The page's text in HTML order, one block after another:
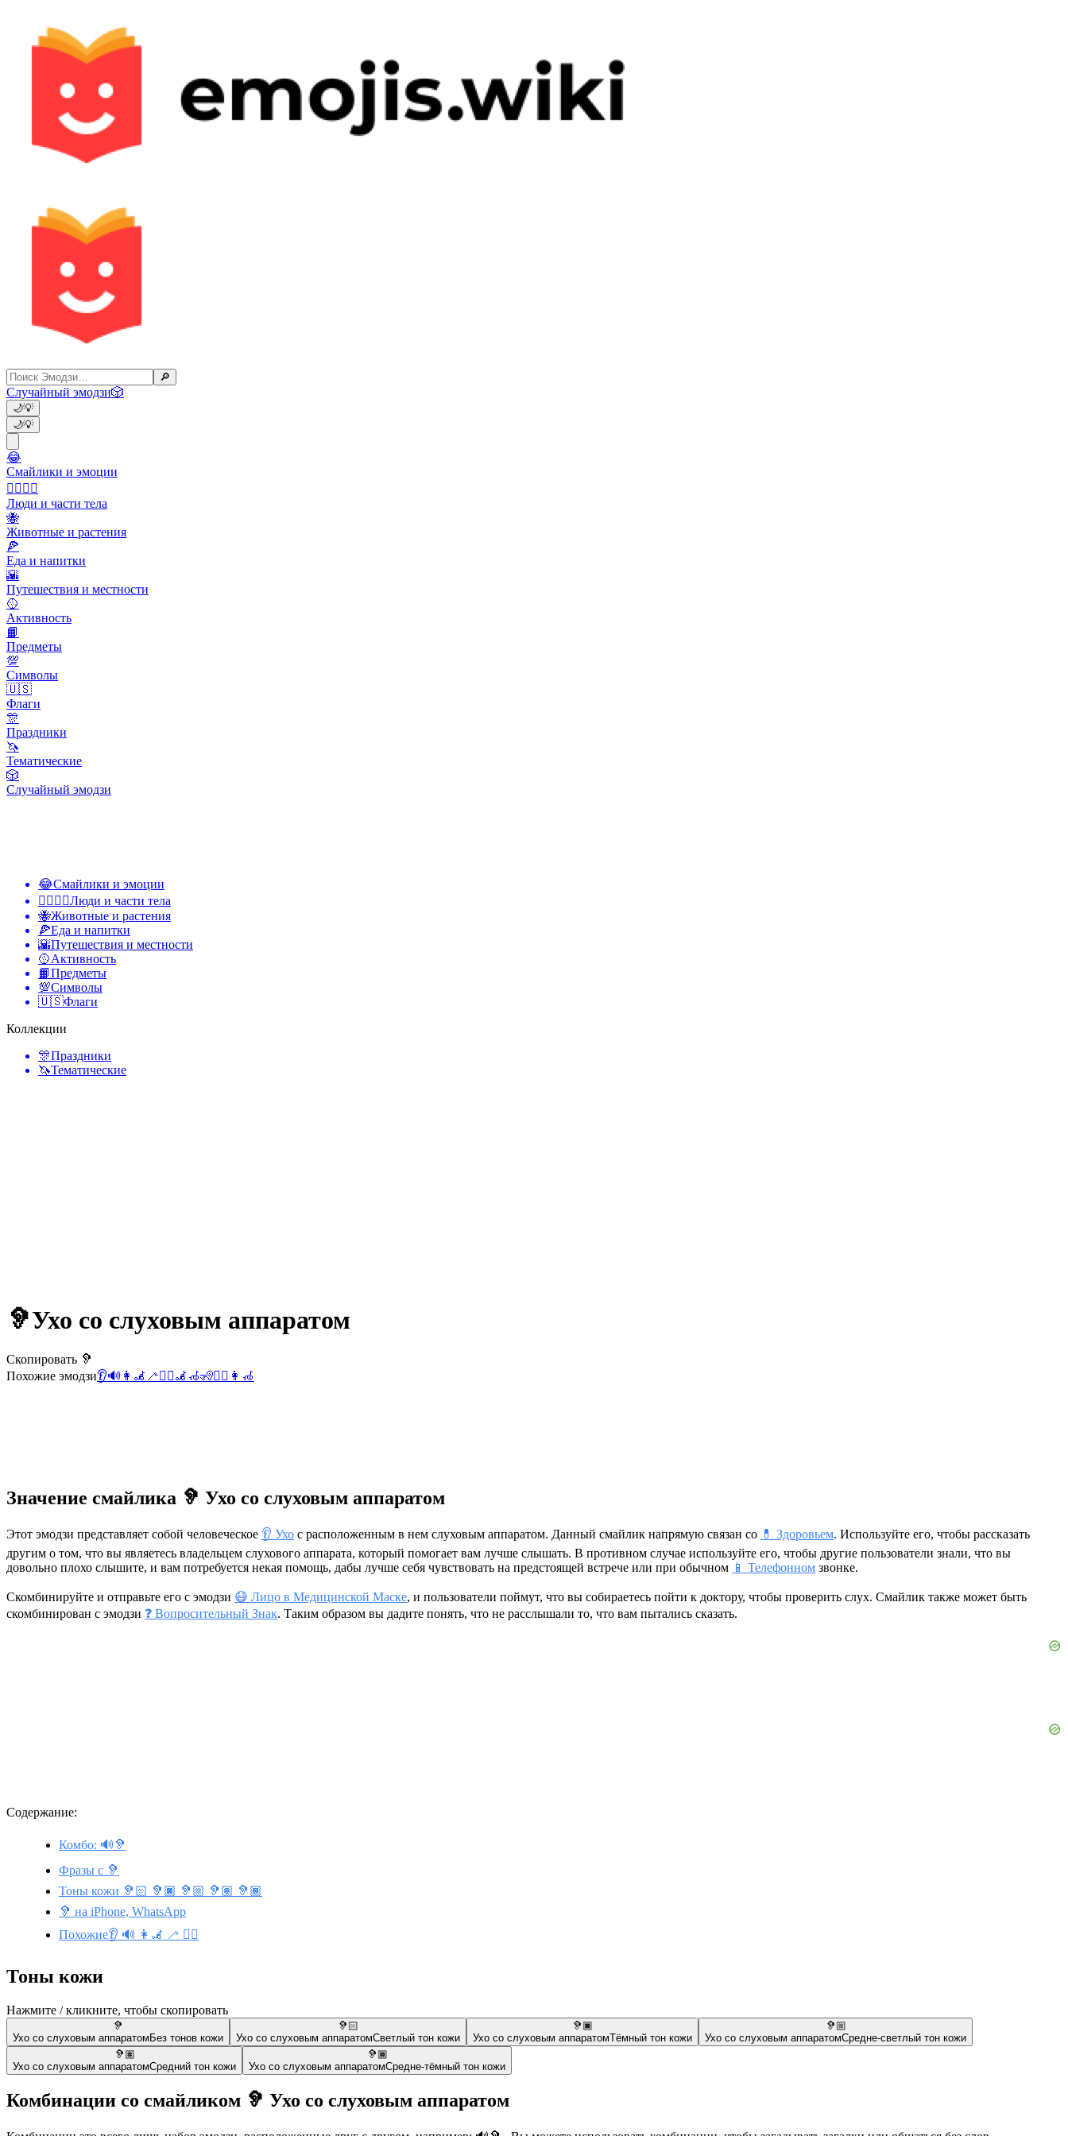
🔎
Случайный эмодзи🎲
🌙💡
🌙💡
😂
Смайлики и эмоции
👩‍❤️‍💋‍👨
Люди и части тела
🐝
Животные и растения
🍕
Еда и напитки
🌇
Путешествия и местности
🥎
Активность
📙
Предметы
💯
Символы
🇺🇸
Флаги
🎊
Праздники
🦄
Тематические
🎲
Случайный эмодзи
😂Смайлики и эмоции
👩‍❤️‍💋‍👨Люди и части тела
🐝Животные и растения
🍕Еда и напитки
🌇Путешествия и местности
🥎Активность
📙Предметы
💯Символы
🇺🇸Флаги
Коллекции
🎊Праздники
🦄Тематические
🦻Ухо со слуховым аппаратом
Скопировать 🦻
Похожие эмодзи👂🔊 👩‍🦼 🦯 👯‍♂️🦼 🦽🧏👯‍♀️ 👩‍🦽
Значение смайлика 🦻 Ухо со слуховым аппаратом
Этот эмодзи представляет собой человеческое 👂 Ухо с расположенным в нем слуховым аппаратом. Данный смайлик напрямую связан со 💊 Здоровьем. Используйте его, чтобы рассказать
другим о том, что вы являетесь владельцем слухового аппарата, который помогает вам лучше слышать. В противном случае используйте его, чтобы другие пользователи знали, что вы
довольно плохо слышите, и вам потребуется некая помощь, дабы лучше себя чувствовать на предстоящей встрече или при обычном 📱 Телефонном звонке.
Скомбинируйте и отправьте его с эмодзи 😷 Лицо в Медицинской Маске, и пользователи поймут, что вы собираетесь пойти к доктору, чтобы проверить слух. Смайлик также может быть
скомбинирован с эмодзи ❓ Вопросительный Знак. Таким образом вы дадите понять, что не расслышали то, что вам пытались сказать.
Содержание:
Комбо: 🔊🦻
Фразы с 🦻
Тоны кожи 🦻🏻 🦻🏿 🦻🏼 🦻🏽 🦻🏾
🦻 на iPhone, WhatsApp
Похожие👂 🔊 👩‍🦼 🦯 👯‍♂️
Тоны кожи
Нажмите / кликните, чтобы скопировать
🦻
Ухо со слуховым аппаратомБез тонов кожи
🦻🏻
Ухо со слуховым аппаратомСветлый тон кожи
🦻🏿
Ухо со слуховым аппаратомТёмный тон кожи
🦻🏼
Ухо со слуховым аппаратомСредне-светлый тон кожи
🦻🏽
Ухо со слуховым аппаратомСредний тон кожи
🦻🏾
Ухо со слуховым аппаратомСредне-тёмный тон кожи
Комбинации со смайликом 🦻 Ухо со слуховым аппаратом